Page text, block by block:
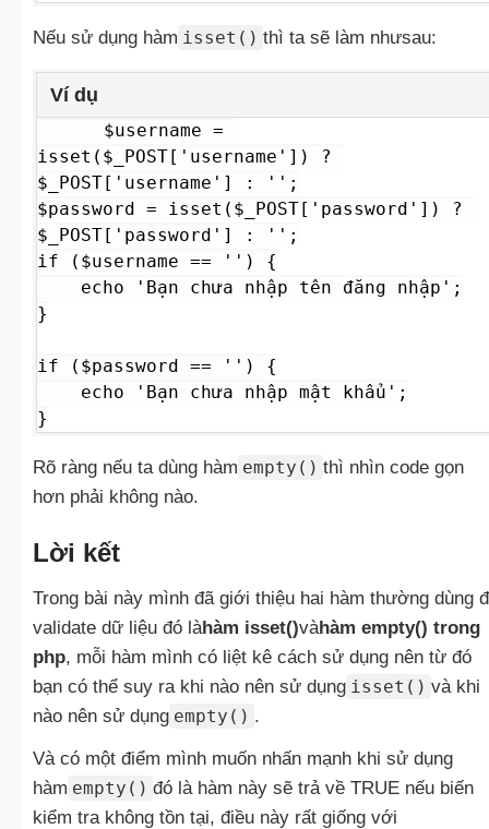
Nếu sử dụng hàm isset() thì ta sẽ làm nhưsau:
Ví dụ
$username =
isset($_POST['username']) ?
$_POST['username'] : '';
$password = isset($_POST['password']) ?
$_POST['password'] : '';
if ($username == '') {
}
if ($password == '') {
}
Rõ ràng nếu ta dùng hàm empty() thì nhìn code gọn
hơn phải không nào.
Lời kết
Trong bài này mình đã giới thiệu hai hàm thường dùng
validate dữ liệu đó làhàm isset()vàhàm empty() trong
php, mỗi hàm mình có liệt kê cách sử dụng nên từ đó
bạn có thể suy ra khi nào nên sử dụng isset() và khi
nào nên sử dụng empty() .
Và có một điểm mình muốn nhấn mạnh khi sử dụng
hàm empty() đó là hàm này sẽ trả về TRUE nếu biến
kiểm tra không tồn tại, điều này rất giống với